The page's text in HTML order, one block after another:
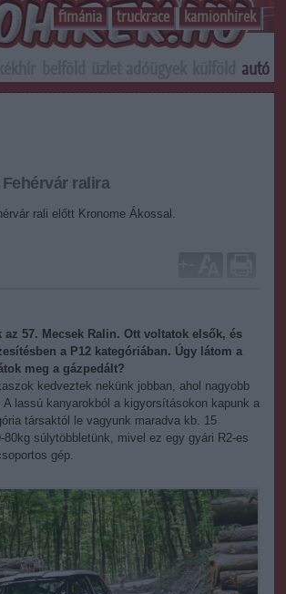
autó
f1mánia truckrace kamionhirek
ralira
rali előtt Kronome Ákossal.
57. Mecsek Ralin. Ott voltatok elsők, és
a P12 kategóriában. Úgy látom a
meg a gázpedált?
kedveztek nekünk jobban, ahol nagyobb
lassú kanyarokból a kigyorsításokon kapunk a
társaktól le vagyunk maradva kb. 15
80kg súlytöbbletünk, mivel ez egy gyári R2-es
gép.